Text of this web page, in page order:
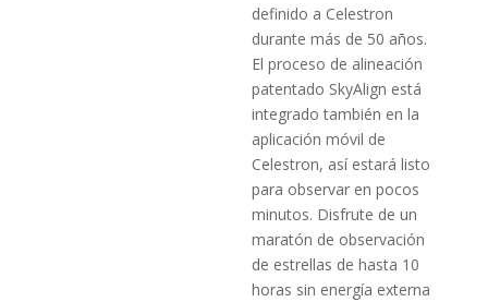
definido a Celestron
durante más de 50 años.
El pro­ceso de alineación
patentado SkyAlign está
integrado también en la
aplicación móvil de
Celestron, así estará listo
para observar en pocos
minutos. Disfrute de un
maratón de observación
de estrellas de hasta 10
horas sin energía externa